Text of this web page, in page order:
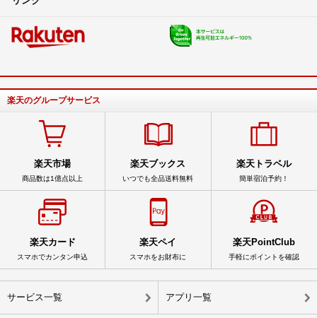
楽天のグループサービス
楽天市場
商品数は1億点以上
楽天ブックス
いつでも全品送料無料
楽天トラベル
簡単宿泊予約！
楽天カード
スマホでカンタン申込
楽天ペイ
スマホをお財布に
楽天PointClub
手軽にポイントを確認
サービス一覧 アプリ一覧